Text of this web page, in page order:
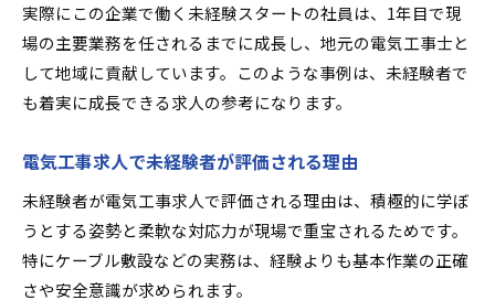
実際にこの企業で働く未経験スタートの社員は、1年目で現
場の主要業務を任されるまでに成長し、地元の電気工事士と
して地域に貢献しています。このような事例は、未経験者で
も着実に成長できる求人の参考になります。
電気工事求人で未経験者が評価される理由
未経験者が電気工事求人で評価される理由は、積極的に学ぼ
うとする姿勢と柔軟な対応力が現場で重宝されるためです。
特にケーブル敷設などの実務は、経験よりも基本作業の正確
さや安全意識が求められます。